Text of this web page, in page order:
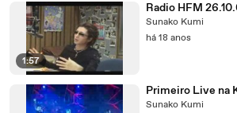
1:57
Radio HFM
Sunako Kumi
há 18 anos
Primeiro Live na
Sunako Kumi